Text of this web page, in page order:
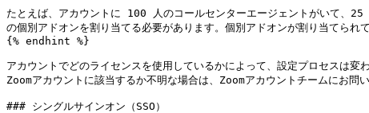
たとえば、アカウントに 100 人のコールセンターエージェントがいて
の個別アドオンを割り当てる必要があります。個別アドオンが割り当てら
{% endhint %}
アカウントでどのライセンスを使用しているかによって、設定プロセスは
Zoomアカウントに該当するか不明な場合は、Zoomアカウントチームにお問
### シングルサインオン（SSO）